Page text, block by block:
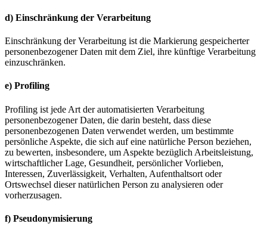
d) Einschränkung der Verarbeitung
Einschränkung der Verarbeitung ist die Markierung gespeicherter
personenbezogener Daten mit dem Ziel, ihre künftige Verarbeitung
einzuschränken.
e) Profiling
Profiling ist jede Art der automatisierten Verarbeitung
personenbezogener Daten, die darin besteht, dass diese
personenbezogenen Daten verwendet werden, um bestimmte
persönliche Aspekte, die sich auf eine natürliche Person beziehen,
zu bewerten, insbesondere, um Aspekte bezüglich Arbeitsleistung,
wirtschaftlicher Lage, Gesundheit, persönlicher Vorlieben,
Interessen, Zuverlässigkeit, Verhalten, Aufenthaltsort oder
Ortswechsel dieser natürlichen Person zu analysieren oder
vorherzusagen.
f) Pseudonymisierung